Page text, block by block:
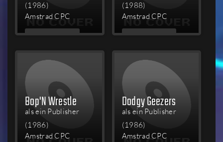
(1986)
Amstrad CPC
MEHR
(1988)
Amstrad CPC
MEHR
Bop'N Wrestle
als ein Publisher
(1986)
Amstrad CPC
Dodgy Geezers
als ein Publisher
(1986)
Amstrad CPC